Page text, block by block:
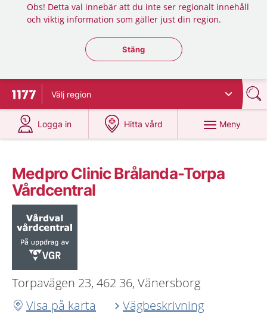
Obs! Detta val innebär att du inte ser regionalt innehåll
och viktig information som gäller just din region.
Stäng regionsväljaren
Stäng
Till startsidan för 1177
Välj region
Logga in
på 1177.se
Hitta vård
på 1177.se
Meny
Medpro Clinic Brålanda-Torpa
Vårdcentral
Torpavägen 23, 462 36, Vänersborg
Visa på karta
Vägbeskrivning